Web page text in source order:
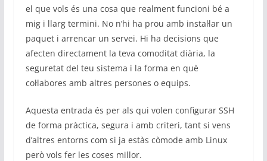
el que vols és una cosa que realment funcioni bé a
mig i llarg termini. No n’hi ha prou amb instal·lar un
paquet i arrencar un servei. Hi ha decisions que
afecten directament la teva comoditat diària, la
seguretat del teu sistema i la forma en què
col·labores amb altres persones o equips.
Aquesta entrada és per als qui volen configurar SSH
de forma pràctica, segura i amb criteri, tant si vens
d’altres entorns com si ja estàs còmode amb Linux
però vols fer les coses millor.